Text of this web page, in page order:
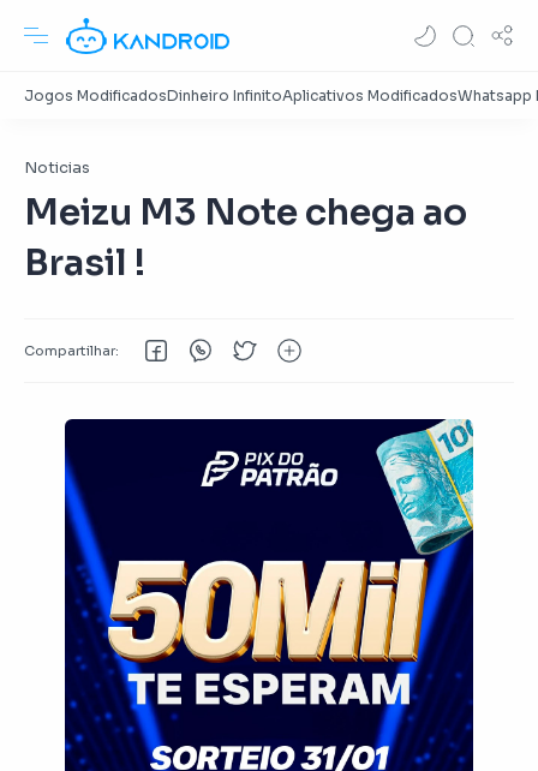
Noticias
Meizu M3 Note chega ao
Brasil !